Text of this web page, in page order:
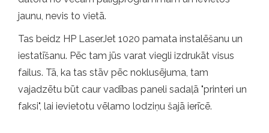
jaunu, nevis to vietā.
Tas beidz HP LaserJet 1020 pamata instalēšanu un
iestatīšanu. Pēc tam jūs varat viegli izdrukāt visus
failus. Tā, ka tas stāv pēc noklusējuma, tam
vajadzētu būt caur vadības paneli sadaļā "printeri un
faksi", lai ievietotu vēlamo lodziņu šajā ierīcē.